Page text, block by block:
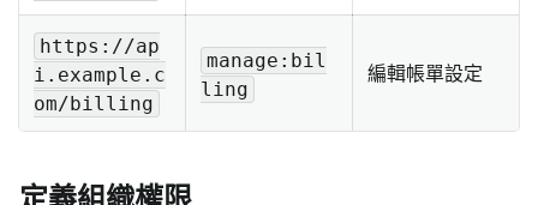
https://ap
i.example.c
om/billing
manage:bil
ling
編輯帳單設定